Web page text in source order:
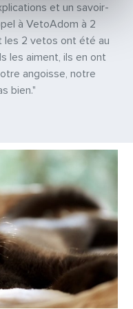
et un savoir-
à VetoAdom à 2
les 2 vetos ont été au
les aiment, ils en ont
angoisse, notre
bien."